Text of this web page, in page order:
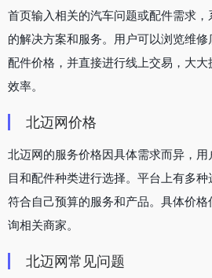
首页输入相关的汽车问题或配件需求
的解决方案和服务。用户可以浏览维
配件价格，并直接进行线上交易，大
效率。
北迈网价格
北迈网的服务价格因具体需求而异，
目和配件种类进行选择。平台上有多
符合自己预算的服务和产品。具体价
询相关商家。
北迈网常见问题